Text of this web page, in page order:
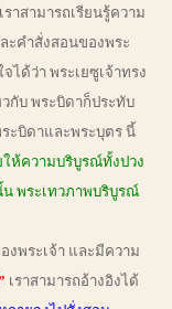
สามารถเรียนรู้ความ
ะคำสั่งสอนของพระ
ได้ว่า พระเยซูเจ้าทรง
กับ พระบิดาก็ประทับ
ะบิดาและพระบุตร นี้
ให้ความบริบูรณ์ทั้งปวง
พระเทวภาพบริบูรณ์
ระเจ้า และมีความ
เราสามารถอ้างอิงได้